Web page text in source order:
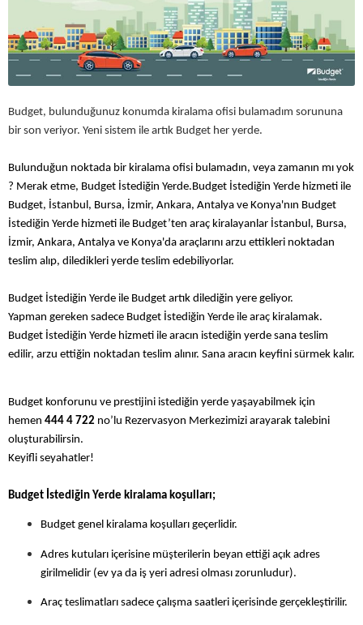
Budget, bulunduğunuz konumda kiralama ofisi bulamadım sorununa
bir son veriyor. Yeni sistem ile artık Budget her yerde.
Bulunduğun noktada bir kiralama ofisi bulamadın, veya zamanın mı yok
? Merak etme, Budget İstediğin Yerde.Budget İstediğin Yerde hizmeti ile
Budget, İstanbul, Bursa, İzmir, Ankara, Antalya ve Konya'nın Budget
İstediğin Yerde hizmeti ile Budget’ten araç kiralayanlar İstanbul, Bursa,
İzmir, Ankara, Antalya ve Konya'da araçlarını arzu ettikleri noktadan
teslim alıp, diledikleri yerde teslim edebiliyorlar.
Budget İstediğin Yerde ile Budget artık dilediğin yere geliyor.
Yapman gereken sadece Budget İstediğin Yerde ile araç kiralamak.
Budget İstediğin Yerde hizmeti ile aracın istediğin yerde sana teslim
edilir, arzu ettiğin noktadan teslim alınır. Sana aracın keyfini sürmek kalır.
Budget konforunu ve prestijini istediğin yerde yaşayabilmek için
hemen 444 4 722 no’lu Rezervasyon Merkezimizi arayarak talebini
oluşturabilirsin.
Keyifli seyahatler!
Budget İstediğin Yerde kiralama koşulları;
Budget genel kiralama koşulları geçerlidir.
Adres kutuları içerisine müşterilerin beyan ettiği açık adres
girilmelidir (ev ya da iş yeri adresi olması zorunludur).
Araç teslimatları sadece çalışma saatleri içerisinde gerçekleştirilir.